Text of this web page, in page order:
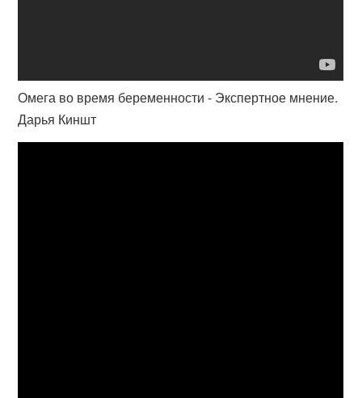
Омега во время беременности - Экспертное мнение.
Дарья Киншт